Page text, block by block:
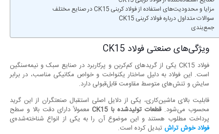
مزایا و محدودیت‌های استفاده از فولاد کربنی CK15 در صنایع مختلف
سوالات متداول درباره فولاد کربنی CK15
جمع‌بندی
ویژگی‌های صنعتی فولاد CK15
فولاد CK15 یکی از گریدهای کم‌کربن و پرکاربرد در صنایع سبک و نیمه‌سنگین
است. این فولاد به دلیل ساختار یکنواخت و خواص مکانیکی مناسب، در برابر
سایش و تنش‌های متوسط مقاومت قابل‌قبولی دارد.
قابلیت بالای ماشین‌کاری، یکی از دلایل اصلی استقبال صنعتگران از این گرید
محسوب می‌شود.قطعات تولیدشده با CK15معمولاً دارای دقت بالا و سطح
پرداخت مطلوب هستند و این موضوع آن را به یکی از انواع شناخته‌شده‌ی
فولاد خوش تراش تبدیل کرده است.